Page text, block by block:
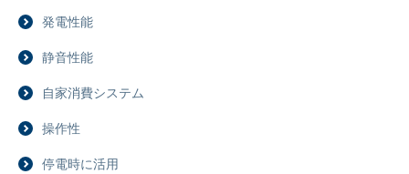
発電性能
静音性能
自家消費システム
操作性
停電時に活用